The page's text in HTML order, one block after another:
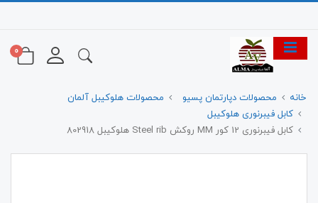
0
خانه محصولات دپارتمان پسیو
محصولات هلوکیبل آلمان
کابل فیبرنوری هلوکیبل
کابل فیبرنوری 12 کور MM روکش Steel rib هلوکیبل 802918